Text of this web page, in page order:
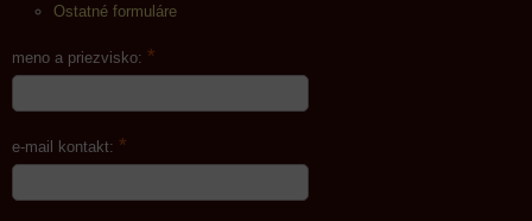
Ostatné formuláre
meno a priezvisko: *
e-mail kontakt: *